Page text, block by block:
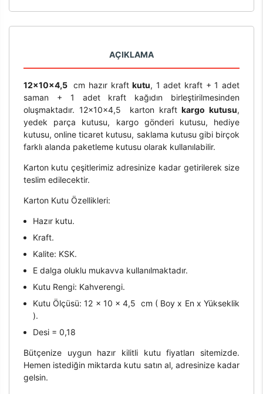
AÇIKLAMA
12x10x4,5 cm hazır kraftkutu, 1 adet kraft + 1 adet
saman + 1 adet kraft kağıdın birleştirilmesinden
oluşmaktadır. 12x10x4,5 karton kraftkargo kutusu,
yedek parça kutusu, kargo gönderi kutusu, hediye
kutusu, online ticaret kutusu, saklama kutusu gibi birçok
farklı alanda paketleme kutusu olarak kullanılabilir.
Karton kutu çeşitlerimiz adresinize kadar getirilerek size
teslim edilecektir.
Karton Kutu Özellikleri:
Hazır kutu.
Kraft.
Kalite: KSK.
E dalga oluklu mukavva kullanılmaktadır.
Kutu Rengi: Kahverengi.
Kutu Ölçüsü: 12 x 10 x 4,5 cm ( Boy x En x Yükseklik
).
Desi = 0,18
Bütçenize uygun hazır kilitli kutu fiyatları sitemizde.
Hemen istediğin miktarda kutu satın al, adresinize kadar
gelsin.